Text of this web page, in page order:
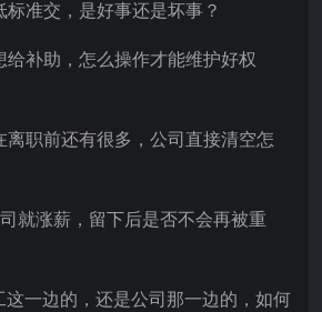
准交，是好事还是坏事？
给补助，怎么操作才能维护好权
离职前还有很多，公司直接清空怎
就涨薪，留下后是否不会再被重
这一边的，还是公司那一边的，如何